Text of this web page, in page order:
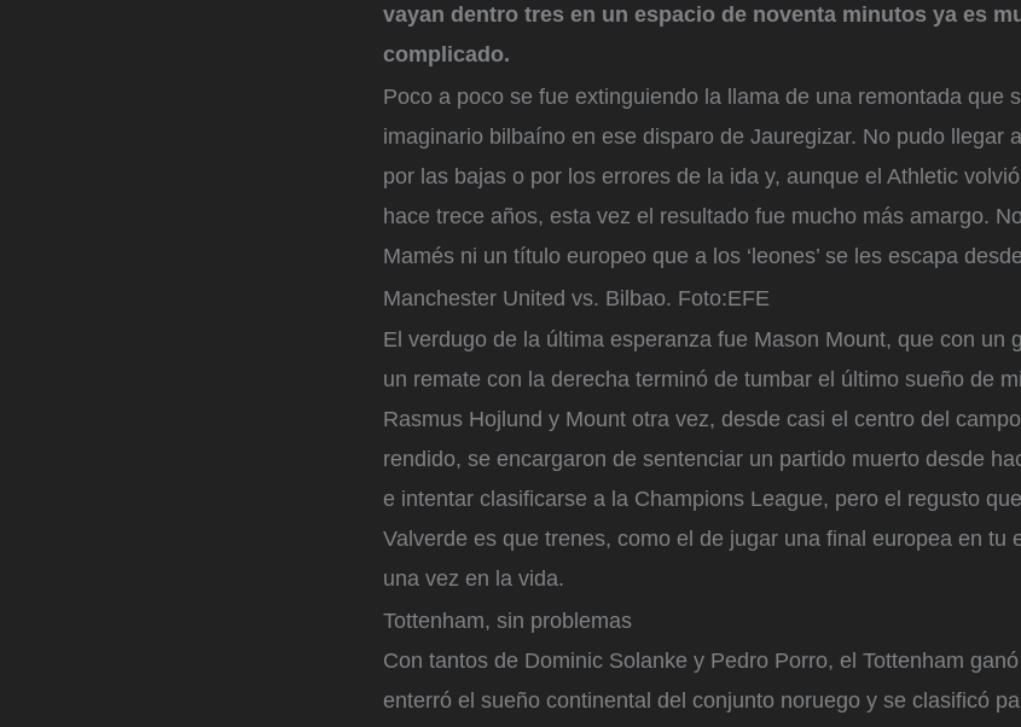
vayan dentro tres en un espacio de noventa minutos ya es
complicado.
Poco a poco se fue extinguiendo la llama de una remontada que
imaginario bilbaíno en ese disparo de Jauregizar. No pudo llegar
por las bajas o por los errores de la ida y, aunque el Athletic
hace trece años, esta vez el resultado fue mucho más amargo.
Mamés ni un título europeo que a los ‘leones’ se les escapa
Manchester United vs. Bilbao. Foto:EFE
El verdugo de la última esperanza fue Mason Mount, que con un
un remate con la derecha terminó de tumbar el último sueño de
Rasmus Hojlund y Mount otra vez, desde casi el centro del
rendido, se encargaron de sentenciar un partido muerto desde
e intentar clasificarse a la Champions League, pero el regusto
Valverde es que trenes, como el de jugar una final europea en tu
una vez en la vida.
Tottenham, sin problemas
Con tantos de Dominic Solanke y Pedro Porro, el Tottenham ganó
enterró el sueño continental del conjunto noruego y se clasificó